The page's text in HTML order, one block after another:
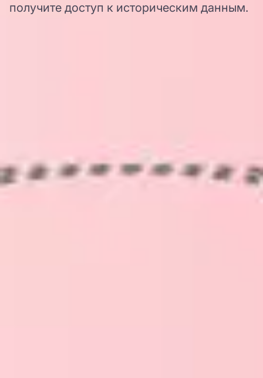
получите доступ к историческим данным.